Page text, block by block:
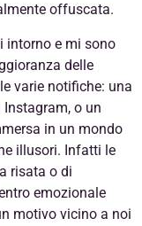
offuscata.
intorno e mi sono
delle
varie notifiche: una
o un
in un mondo
illusori. Infatti le
risata o di
emozionale
motivo vicino a noi